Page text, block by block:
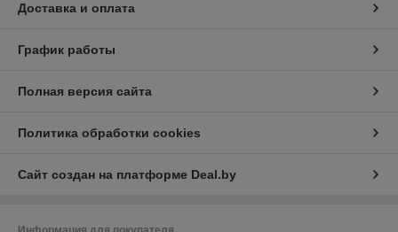
Доставка и оплата
График работы
Полная версия сайта
Политика обработки cookies
Сайт создан на платформе Deal.by